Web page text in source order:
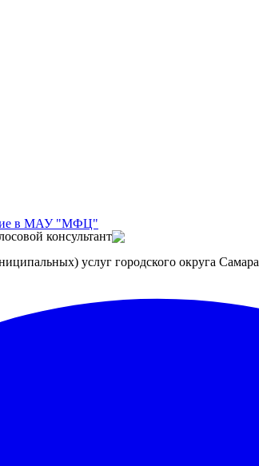
в МАУ "МФЦ"
консультант
услуг городского округа Самара